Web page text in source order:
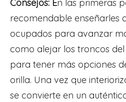
Consejos: En las primeras
recomendable enseñarles
ocupados para avanzar
como alejar los troncos
para tener más opciones
orilla. Una vez que
se convierte en un